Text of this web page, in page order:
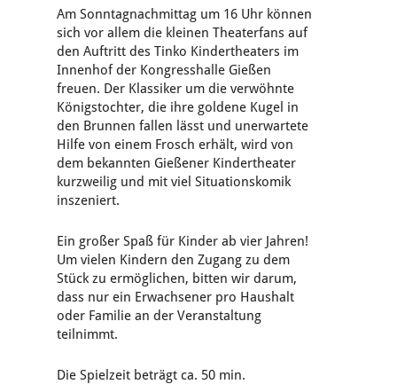
Am Sonntagnachmittag um 16 Uhr können
sich vor allem die kleinen Theaterfans auf
den Auftritt des Tinko Kindertheaters im
Innenhof der Kongresshalle Gießen
freuen. Der Klassiker um die verwöhnte
Königstochter, die ihre goldene Kugel in
den Brunnen fallen lässt und unerwartete
Hilfe von einem Frosch erhält, wird von
dem bekannten Gießener Kindertheater
kurzweilig und mit viel Situationskomik
inszeniert.
Ein großer Spaß für Kinder ab vier Jahren!
Um vielen Kindern den Zugang zu dem
Stück zu ermöglichen, bitten wir darum,
dass nur ein Erwachsener pro Haushalt
oder Familie an der Veranstaltung
teilnimmt.
Die Spielzeit beträgt ca. 50 min.